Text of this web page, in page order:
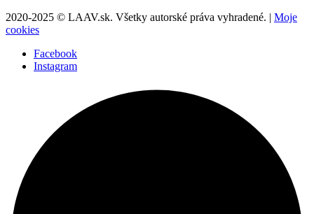
2020-2025 © LAAV.sk. Všetky autorské práva vyhradené. | Moje
cookies
Facebook
Instagram